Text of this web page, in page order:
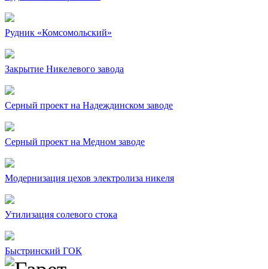
Рудник «Комсомольский»
Закрытие Никелевого завода
Серный проект на Надеждинском заводе
Серный проект на Медном заводе
Модернизация цехов электролиза никеля
Утилизация солевого стока
Быстринский ГОК